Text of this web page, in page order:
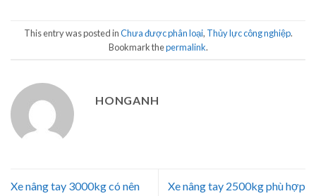
This entry was posted inChưa được phân loại, Thủy lực công nghiệp.
Bookmark thepermalink.
HONGANH
Xe nâng tay 3000kg có nên
Xe nâng tay 2500kg phù hợp